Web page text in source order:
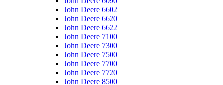
John Deere 6602
John Deere 6620
John Deere 6622
John Deere 7100
John Deere 7300
John Deere 7500
John Deere 7700
John Deere 7720
John Deere 8500